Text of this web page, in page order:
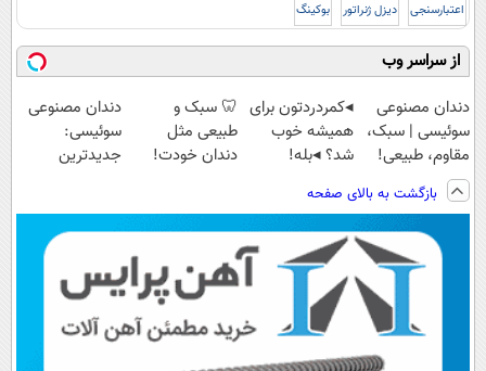
اعتبارسنجی دیزل ژنراتور بوکینگ
از سراسر وب
دندان مصنوعی
سوئیسی | سبک،
مقاوم، طبیعی!
ویزیت
رایگان+پرداخت
اقساطی😍
◂کمردردتون برای
همیشه خوب
شد؟ ◂بله!
حتما پر کن)
🦷 سبک و
طبیعی مثل
دندان خودت!
💳 📍 تهران
دندان مصنوعی
سوئیسی:
جدیدترین
پرداخت قسطی
بازگشت به بالای صفحه